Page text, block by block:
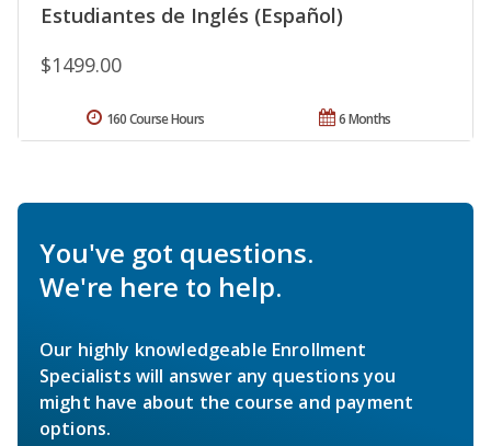
Estudiantes de Inglés (Español)
$1499.00
6 Months
160 Course Hours
You've got questions.
We're here to help.
Our highly knowledgeable Enrollment
Specialists will answer any questions you
might have about the course and payment
options.